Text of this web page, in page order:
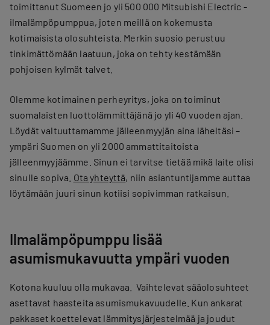
toimittanut Suomeen jo yli 500 000 Mitsubishi Electric -
ilmalämpöpumppua, joten meillä on kokemusta
kotimaisista olosuhteista. Merkin suosio perustuu
tinkimättömään laatuun, joka on tehty kestämään
pohjoisen kylmät talvet.
Olemme kotimainen perheyritys, joka on toiminut
suomalaisten luottolämmittäjänä jo yli 40 vuoden ajan.
Löydät valtuuttamamme jälleenmyyjän aina läheltäsi –
ympäri Suomen on yli 2000 ammattitaitoista
jälleenmyyjäämme. Sinun ei tarvitse tietää mikä laite olisi
sinulle sopiva. Ota yhteyttä, niin asiantuntijamme auttaa
löytämään juuri sinun kotiisi sopivimman ratkaisun.
Ilmalämpöpumppu lisää
asumismukavuutta ympäri vuoden
Kotona kuuluu olla mukavaa. Vaihtelevat sääolosuhteet
asettavat haasteita asumismukavuudelle. Kun ankarat
pakkaset koettelevat lämmitysjärjestelmää ja joudut